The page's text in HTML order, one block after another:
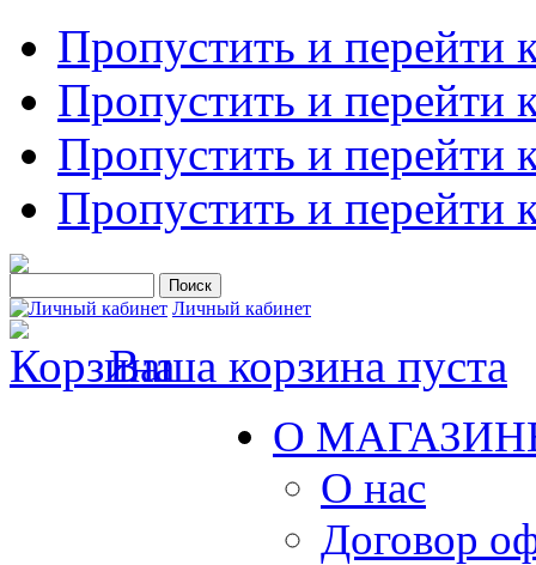
Пропустить и перейти
Пропустить и перейти
Пропустить и перейти
Пропустить и перейти
Личный кабинет
Ваша корзина пуста
О
О нас
Договор